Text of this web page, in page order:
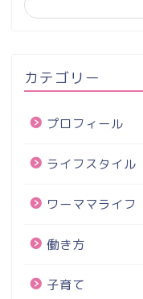
カテゴリー
プロフィール
ライフスタイル
ワーママライフ
働き方
子育て